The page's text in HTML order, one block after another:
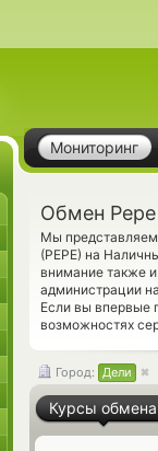
Мониторинг
Обмен
Мы представляем
(PEPE) на
внимание также
администрации
Если вы впервые
возможностях
Город: Дели
Курсы обмена